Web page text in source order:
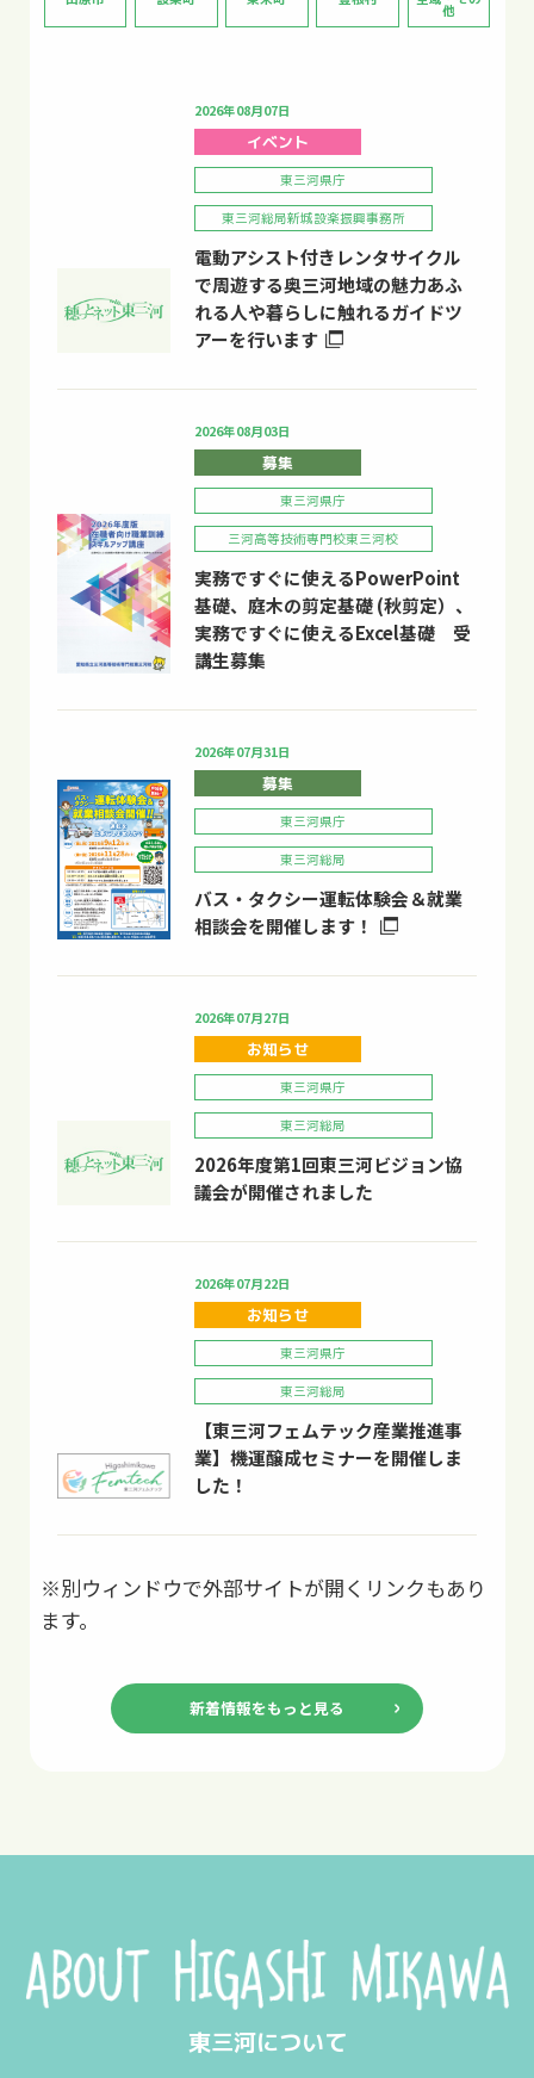
他
2026年08月07日
イベント
東三河県庁
東三河総局新城設楽振興事務所
電動アシスト付きレンタサイクル
で周遊する奥三河地域の魅力あふ
れる人や暮らしに触れるガイドツ
アーを行います
2026年08月03日
募集
東三河県庁
三河高等技術専門校東三河校
実務ですぐに使えるPowerPoint
基礎、庭木の剪定基礎 (秋剪定）、
実務ですぐに使えるExcel基礎 受
講生募集
2026年07月31日
募集
東三河県庁
東三河総局
バス・タクシー運転体験会＆就業
相談会を開催します！
2026年07月27日
お知らせ
東三河県庁
東三河総局
2026年度第1回東三河ビジョン協
議会が開催されました
2026年07月22日
お知らせ
東三河県庁
東三河総局
【東三河フェムテック産業推進事
業】機運醸成セミナーを開催しま
した！
※別ウィンドウで外部サイトが開くリンクもあり
ます。
新着情報をもっと見る
東三河について